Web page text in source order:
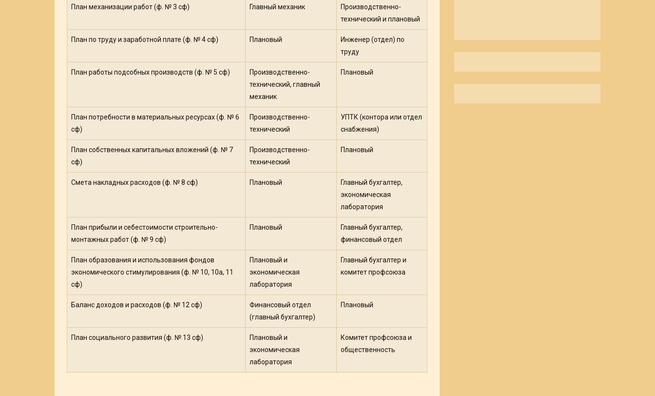
План механизации работ (ф. № 3 сф) Главный механик
Производственно-
технический и плановый
План по труду и заработной плате (ф. № 4 сф) Плановый
Инженер (отдел) по
труду
План работы подсобных производств (ф. № 5 сф)
Производственно-
технический, главный
механик
Плановый
План потребности в материальных ресурсах (ф. № 6
сф)
Производственно-
технический
УПТК (контора или отдел
снабжения)
План собственных капитальных вложений (ф. № 7
сф)
Производственно-
технический
Плановый
Смета накладных расходов (ф. № 8 сф) Плановый
Главный бухгалтер,
экономическая
лаборатория
План прибыли и себестоимости строительно-
монтажных работ (ф. № 9 сф)
Плановый
Главный бухгалтер,
финансовый отдел
План образования и использования фондов
экономического стимулирования (ф. № 10, 10а, 11
сф)
Плановый и
экономическая
лаборатория
Главный бухгалтер и
комитет профсоюза
Баланс доходов и расходов (ф. № 12 сф)
Финансовый отдел
(главный бухгалтер)
Плановый
План социального развития (ф. № 13 сф)
Плановый и
экономическая
лаборатория
Комитет профсоюза и
общественность